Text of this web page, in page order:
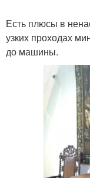
Есть плюсы в
узких проходах
до машины.